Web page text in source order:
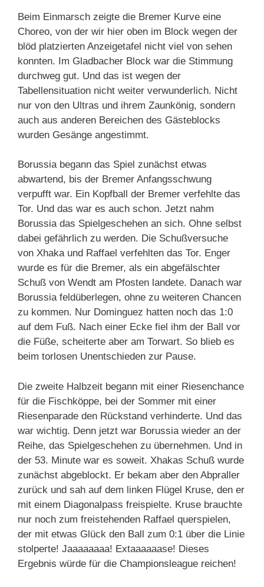
Beim Einmarsch zeigte die Bremer Kurve eine
Choreo, von der wir hier oben im Block wegen der
blöd platzierten Anzeigetafel nicht viel von sehen
konnten. Im Gladbacher Block war die Stimmung
durchweg gut. Und das ist wegen der
Tabellensituation nicht weiter verwunderlich. Nicht
nur von den Ultras und ihrem Zaunkönig, sondern
auch aus anderen Bereichen des Gästeblocks
wurden Gesänge angestimmt.
Borussia begann das Spiel zunächst etwas
abwartend, bis der Bremer Anfangsschwung
verpufft war. Ein Kopfball der Bremer verfehlte das
Tor. Und das war es auch schon. Jetzt nahm
Borussia das Spielgeschehen an sich. Ohne selbst
dabei gefährlich zu werden. Die Schußversuche
von Xhaka und Raffael verfehlten das Tor. Enger
wurde es für die Bremer, als ein abgefälschter
Schuß von Wendt am Pfosten landete. Danach war
Borussia feldüberlegen, ohne zu weiteren Chancen
zu kommen. Nur Dominguez hatten noch das 1:0
auf dem Fuß. Nach einer Ecke fiel ihm der Ball vor
die Füße, scheiterte aber am Torwart. So blieb es
beim torlosen Unentschieden zur Pause.
Die zweite Halbzeit begann mit einer Riesenchance
für die Fischköppe, bei der Sommer mit einer
Riesenparade den Rückstand verhinderte. Und das
war wichtig. Denn jetzt war Borussia wieder an der
Reihe, das Spielgeschehen zu übernehmen. Und in
der 53. Minute war es soweit. Xhakas Schuß wurde
zunächst abgeblockt. Er bekam aber den Abpraller
zurück und sah auf dem linken Flügel Kruse, den er
mit einem Diagonalpass freispielte. Kruse brauchte
nur noch zum freistehenden Raffael querspielen,
der mit etwas Glück den Ball zum 0:1 über die Linie
stolperte! Jaaaaaaaa! Extaaaaaase! Dieses
Ergebnis würde für die Championsleague reichen!